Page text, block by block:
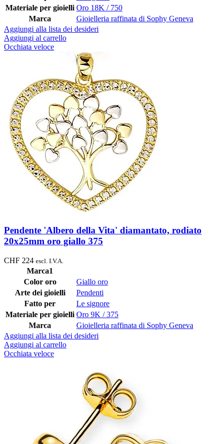
Materiale per gioielli Oro 18K / 750
Marca
Gioielleria raffinata di Sophy Geneva
Aggiungi alla lista dei desideri
Aggiungi al carrello
Occhiata veloce
Pendente 'Albero della Vita' diamantato, rodiato
20x25mm oro giallo 375
CHF 224 escl. I.V.A.
Marca1
Color oro
Giallo oro
Arte dei gioielli
Pendenti
Fatto per
Le signore
Materiale per gioielli Oro 9K / 375
Marca
Gioielleria raffinata di Sophy Geneva
Aggiungi alla lista dei desideri
Aggiungi al carrello
Occhiata veloce